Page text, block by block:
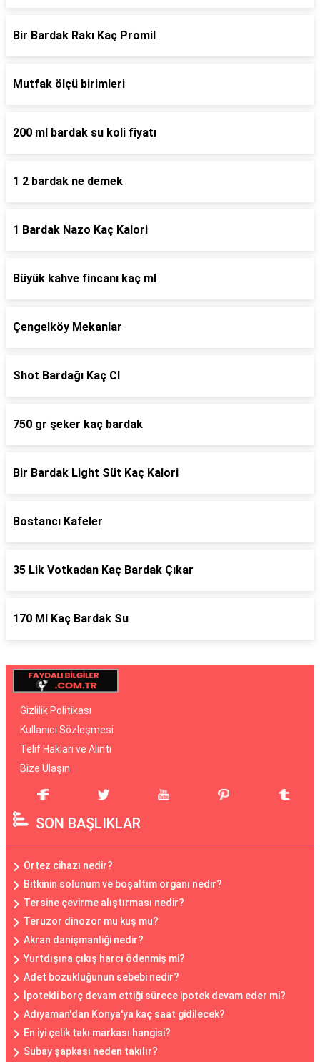
Bir Bardak Rakı Kaç Promil
Mutfak ölçü birimleri
200 ml bardak su koli fiyatı
1 2 bardak ne demek
1 Bardak Nazo Kaç Kalori
Büyük kahve fincanı kaç ml
Çengelköy Mekanlar
Shot Bardağı Kaç Cl
750 gr şeker kaç bardak
Bir Bardak Light Süt Kaç Kalori
Bostancı Kafeler
35 Lik Votkadan Kaç Bardak Çıkar
170 Ml Kaç Bardak Su
Gizlilik Politikası
Kullanıcı Sözleşmesi
Telif Hakları ve Alıntı
Bize Ulaşın
SON BAŞLIKLAR
Ortez cihazı nedir?
Bitkinin solunum ve boşaltım organı nedir?
Tersine çevirme alıştırması nedir?
Teruzor dinozor mu kuş mu?
Akran danişmanliği nedir?
Yurtdışına çıkış harcı ödenmiş mi?
Adet bozukluğunun sebebi nedir?
İpotekli borç devam ettiği sürece ipotek devam eder mi?
Adıyaman'dan Konya'ya kaç saat gidilecek?
En iyi çelik takı markası hangisi?
Subay şapkası neden takılır?